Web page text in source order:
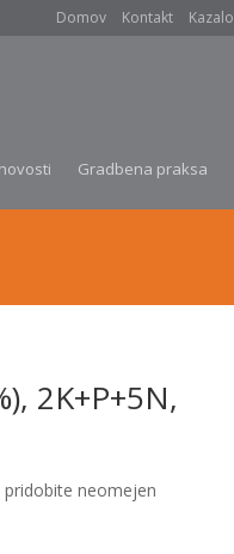
Domov Kontakt Kazalo
Gradbena praksa
2K+P+5N,
pridobite neomejen